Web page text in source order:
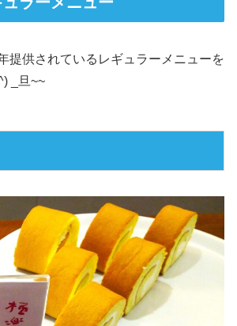
提供されているレギュラーメニューを
_旦~~